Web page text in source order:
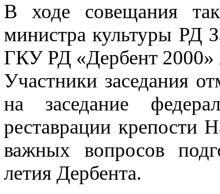
В ходе совещания
министра культуры РД
ГКУ РД «Дербент
Участники заседания
на заседание
реставрации крепости
важных вопросов
летия Дербента.